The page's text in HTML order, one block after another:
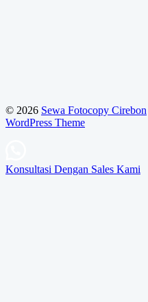
© 2026 Sewa Fotocopy Cirebon
WordPress Theme
Konsultasi Dengan Sales Kami